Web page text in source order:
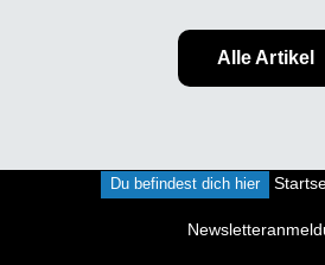
Alle Artikel
Du befindest dich hier